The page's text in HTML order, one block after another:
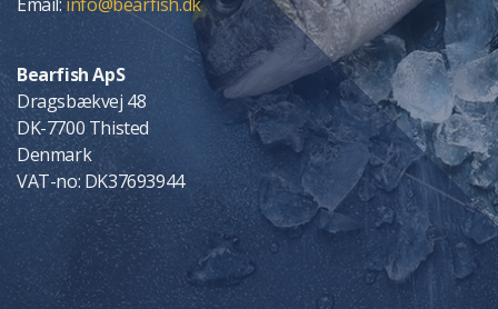
Bearfish ApS
Dragsbækvej 48
DK-7700 Thisted
Denmark
VAT-no: DK37693944